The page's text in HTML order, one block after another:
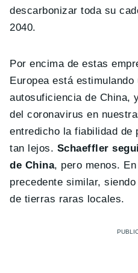
descarbonizar toda su
2040.
Por encima de estas
Europea está estimulando
autosuficiencia de China,
del coronavirus en
entredicho la fiabilidad de
tan lejos. Schaeffler
de China, pero menos.
precedente similar,
de tierras raras locales.